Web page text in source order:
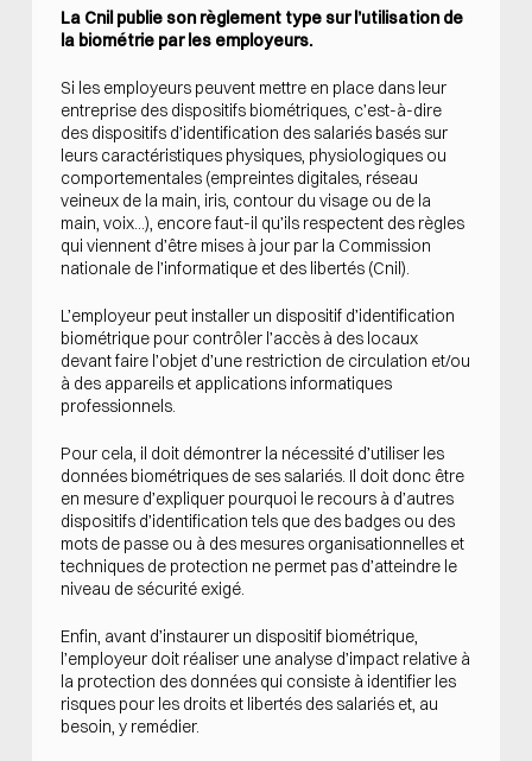
La Cnil publie son règlement type sur l’utilisation de
la biométrie par les employeurs.
Si les employeurs peuvent mettre en place dans leur
entreprise des dispositifs biométriques, c’est-à-dire
des dispositifs d’identification des salariés basés sur
leurs caractéristiques physiques, physiologiques ou
comportementales (empreintes digitales, réseau
veineux de la main, iris, contour du visage ou de la
main, voix…), encore faut-il qu’ils respectent des règles
qui viennent d’être mises à jour par la Commission
nationale de l’informatique et des libertés (Cnil).
L’employeur peut installer un dispositif d’identification
biométrique pour contrôler l’accès à des locaux
devant faire l’objet d’une restriction de circulation et/ou
à des appareils et applications informatiques
professionnels.
Pour cela, il doit démontrer la nécessité d’utiliser les
données biométriques de ses salariés. Il doit donc être
en mesure d’expliquer pourquoi le recours à d’autres
dispositifs d’identification tels que des badges ou des
mots de passe ou à des mesures organisationnelles et
techniques de protection ne permet pas d’atteindre le
niveau de sécurité exigé.
Enfin, avant d’instaurer un dispositif biométrique,
l’employeur doit réaliser une analyse d’impact relative à
la protection des données qui consiste à identifier les
risques pour les droits et libertés des salariés et, au
besoin, y remédier.